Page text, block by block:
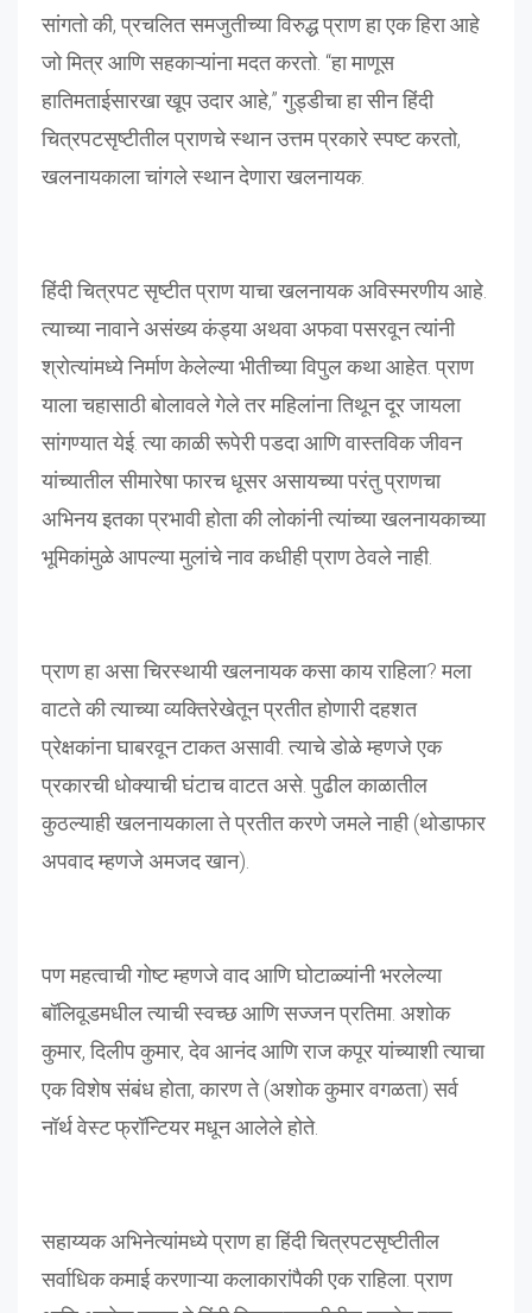
सांगतो की, प्रचलित समजुतीच्या विरुद्ध प्राण हा एक हिरा आहे
जो मित्र आणि सहकाऱ्यांना मदत करतो. “हा माणूस
हातिमताईसारखा खूप उदार आहे,” गुड्डीचा हा सीन हिंदी
चित्रपटसृष्टीतील प्राणचे स्थान उत्तम प्रकारे स्पष्ट करतो,
खलनायकाला चांगले स्थान देणारा खलनायक.
हिंदी चित्रपट सृष्टीत प्राण याचा खलनायक अविस्मरणीय आहे.
त्याच्या नावाने असंख्य कंड्या अथवा अफवा पसरवून त्यांनी
श्रोत्यांमध्ये निर्माण केलेल्या भीतीच्या विपुल कथा आहेत. प्राण
याला चहासाठी बोलावले गेले तर महिलांना तिथून दूर जायला
सांगण्यात येई. त्या काळी रूपेरी पडदा आणि वास्तविक जीवन
यांच्यातील सीमारेषा फारच धूसर असायच्या परंतु प्राणचा
अभिनय इतका प्रभावी होता की लोकांनी त्यांच्या खलनायकाच्या
भूमिकांमुळे आपल्या मुलांचे नाव कधीही प्राण ठेवले नाही.
प्राण हा असा चिरस्थायी खलनायक कसा काय राहिला? मला
वाटते की त्याच्या व्यक्तिरेखेतून प्रतीत होणारी दहशत
प्रेक्षकांना घाबरवून टाकत असावी. त्याचे डोळे म्हणजे एक
प्रकारची धोक्याची घंटाच वाटत असे. पुढील काळातील
कुठल्याही खलनायकाला ते प्रतीत करणे जमले नाही (थोडाफार
अपवाद म्हणजे अमजद खान).
पण महत्वाची गोष्ट म्हणजे वाद आणि घोटाळ्यांनी भरलेल्या
बॉलिवूडमधील त्याची स्वच्छ आणि सज्जन प्रतिमा. अशोक
कुमार, दिलीप कुमार, देव आनंद आणि राज कपूर यांच्याशी त्याचा
एक विशेष संबंध होता, कारण ते (अशोक कुमार वगळता) सर्व
नॉर्थ वेस्ट फ्रॉन्टियर मधून आलेले होते.
सहाय्यक अभिनेत्यांमध्ये प्राण हा हिंदी चित्रपटसृष्टीतील
सर्वाधिक कमाई करणाऱ्या कलाकारांपैकी एक राहिला. प्राण